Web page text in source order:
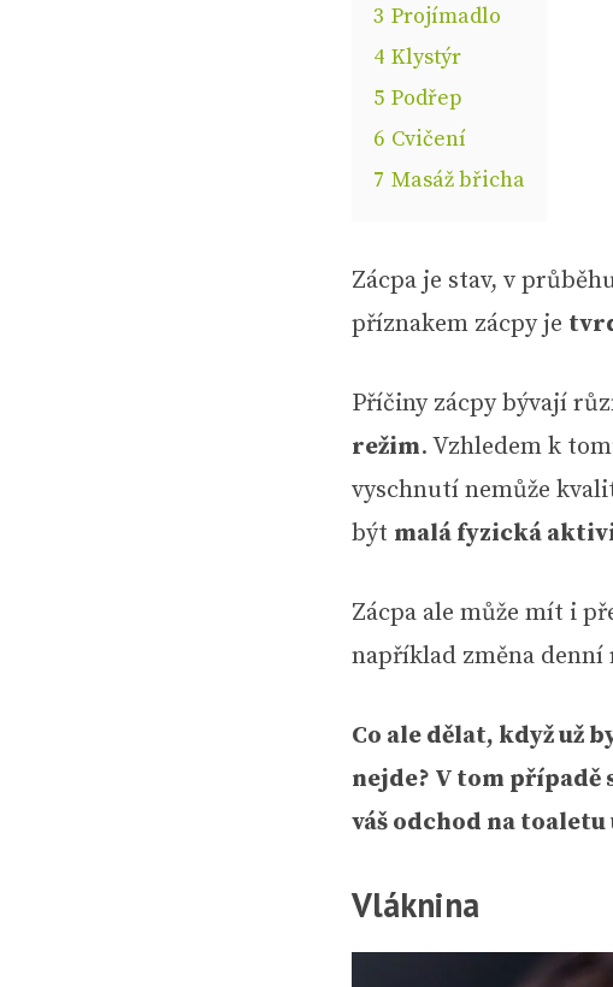
3 Projímadlo
4 Klystýr
5 Podřep
6 Cvičení
7 Masáž břicha
Zácpa je stav, v
příznakem zácpy je
Příčiny zácpy bývají
režim. Vzhledem k
vyschnutí nemůže
být malá fyzická
Zácpa ale může mít i
například změna
Co ale dělat, když už
nejde? V tom
váš odchod na
Vláknina